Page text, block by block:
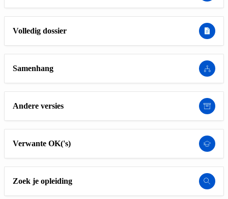
Volledig dossier
Samenhang
Andere versies
Verwante OK('s)
Zoek je opleiding